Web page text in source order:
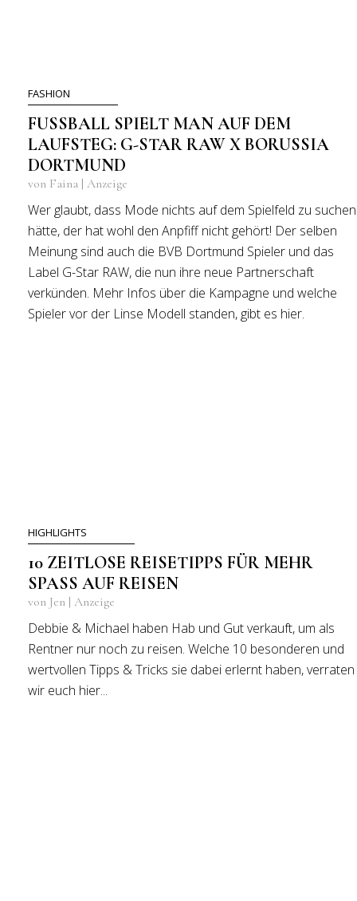
FASHION
FUSSBALL SPIELT MAN AUF DEM L
AUFSTEG: G-STAR RAW X BORUSSIA D
ORTMUND
von Faina | Anzeige
Wer glaubt, dass Mode nichts auf dem Spielfeld zu suchen
hätte, der hat wohl den Anpfiff nicht gehört! Der selben
Meinung sind auch die BVB Dortmund Spieler und das
Label G-Star RAW, die nun ihre neue Partnerschaft
verkünden. Mehr Infos über die Kampagne und welche
Spieler vor der Linse Modell standen, gibt es hier.
HIGHLIGHTS
10 ZEITLOSE REISETIPPS FÜR MEHR
SPASS AUF REISEN
von Jen | Anzeige
Debbie & Michael haben Hab und Gut verkauft, um als
Rentner nur noch zu reisen. Welche 10 besonderen und
wertvollen Tipps & Tricks sie dabei erlernt haben, verraten
wir euch hier...